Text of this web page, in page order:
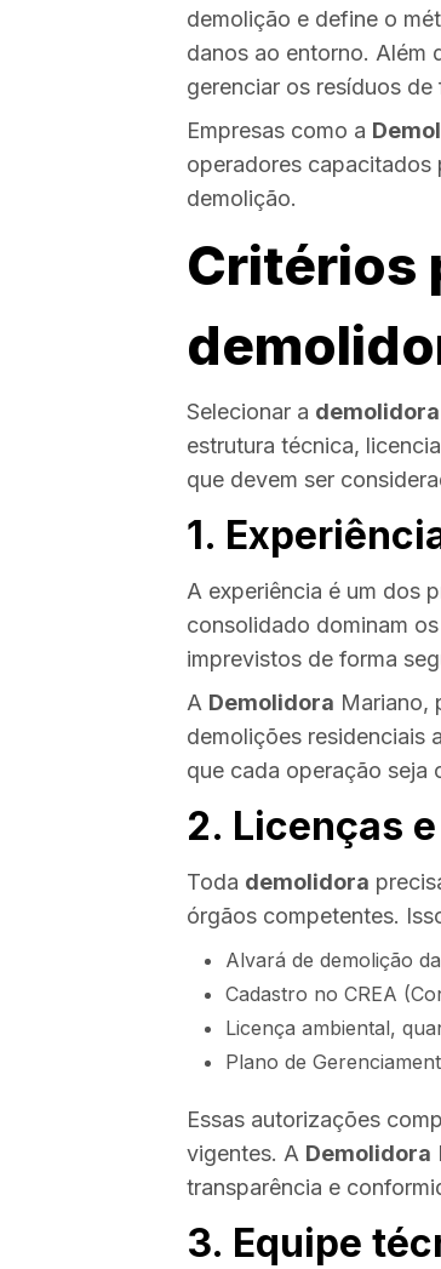
demolição e define o
danos ao entorno. Além
gerenciar os resíduos
Empresas como a
operadores capacitados
demolição.
Critérios
Selecionar a demolidora
estrutura técnica,
que devem ser
1.
A experiência é um dos
consolidado dominam
imprevistos de forma
A Demolidora Mariano,
demolições residenciais
que cada operação seja
2. Licenças
Toda demolidora
órgãos competentes.
Alvará de demolição
Cadastro no CREA
Licença ambiental,
Plano de
Essas autorizações
vigentes. A Demolidora
transparência e
3. Equipe